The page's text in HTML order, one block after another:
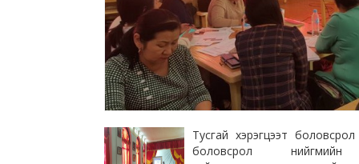
Тусгай хэрэгцээт боловсрол
боловсрол нийгмийн